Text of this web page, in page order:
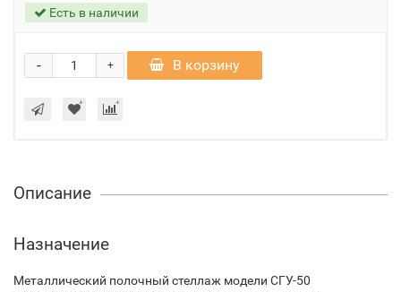
Есть в наличии
+
- В корзину
Описание
Назначение
Металлический полочный стеллаж модели СГУ-50